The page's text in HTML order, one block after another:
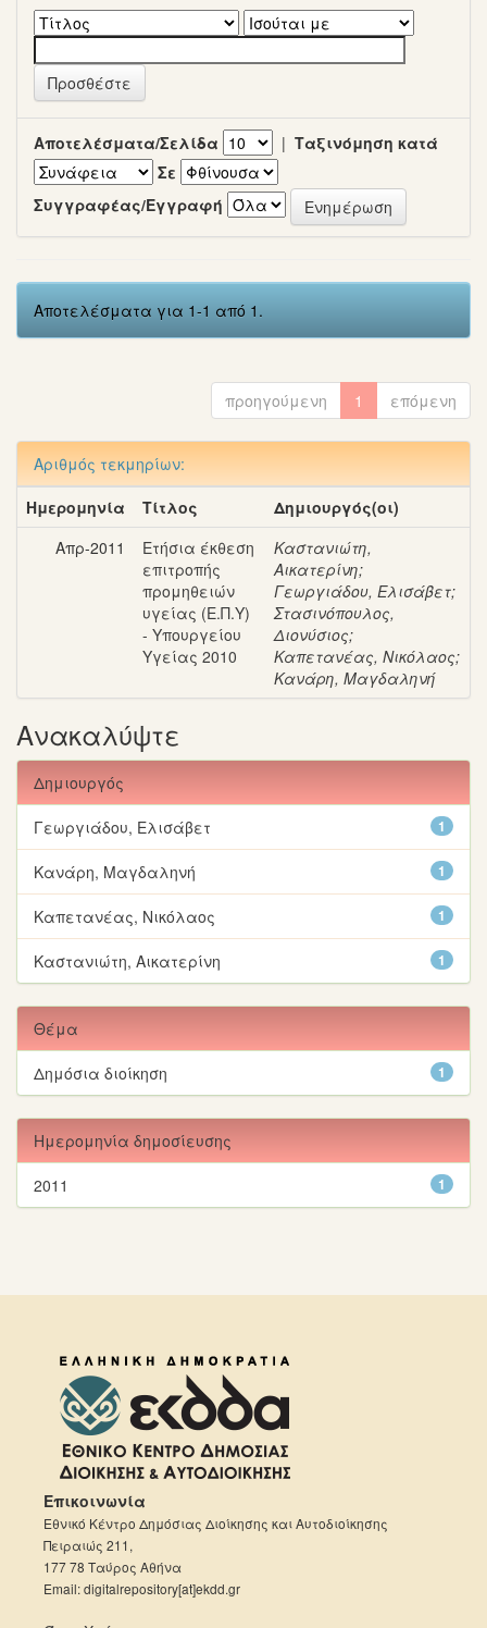
Αποτελέσματα/Σελίδα | Ταξινόμηση κατά
Σε
Συγγραφέας/Εγγραφή
Αποτελέσματα για 1-1 από 1.
προηγούμενη 1 επόμενη
Αριθμός τεκμηρίων:
Ημερομηνία
Τίτλος
Δημιουργός(οι)
Απρ-2011
Ετήσια έκθεση
επιτροπής
προμηθειών
υγείας (Ε.Π.Υ)
- Υπουργείου
Υγείας 2010
Καστανιώτη,
Αικατερίνη;
Γεωργιάδου, Ελισάβετ;
Στασινόπουλος,
Διονύσιος;
Καπετανέας, Νικόλαος;
Κανάρη, Μαγδαληνή
Ανακαλύψτε
Δημιουργός
1
Γεωργιάδου, Ελισάβετ
1
Κανάρη, Μαγδαληνή
1
Καπετανέας, Νικόλαος
1
Καστανιώτη, Αικατερίνη
Θέμα
1
Δημόσια διοίκηση
Ημερομηνία δημοσίευσης
1
2011
Επικοινωνία
Εθνικό Κέντρο Δημόσιας Διοίκησης και Αυτοδιοίκησης
Πειραιώς 211,
177 78 Ταύρος Αθήνα
Email: digitalrepository[at]ekdd.gr